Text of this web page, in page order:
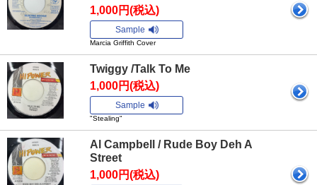
1,000円(税込)
Sample
Marcia Griffith Cover
Twiggy /Talk To Me
1,000円(税込)
Sample
"Stealing"
Al Campbell / Rude Boy Deh A
Street
1,000円(税込)